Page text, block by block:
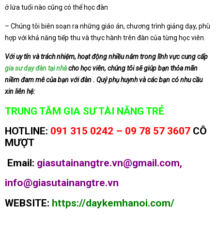
ở lứa tuổi nào cũng có thể học đàn
– Chúng tôi biên soạn ra những giáo án, chương trình giảng dạy, phù
hợp với khả năng tiếp thu và thực hành trên đàn của từng học viên.
Với uy tín và trách nhiệm, hoạt động nhiều năm trong lĩnh vực cung cấp
gia sư dạy đàn tại nhàcho học viên, chúng tôi sẽ giúp bạn thỏa mãn
niềm đam mê của bạn với đàn . Quý phụ huynh và các bạn có nhu cầu
xin liên hệ:
TRUNG TÂM GIA SƯ TÀI NĂNG TRẺ
HOTLINE: 091 315 0242 – 09 78 57 3607 CÔ
MƯỢT
Email: giasutainangtre.vn@gmail.com,
info@giasutainangtre.vn
WEBSITE: https://daykemhanoi.com/